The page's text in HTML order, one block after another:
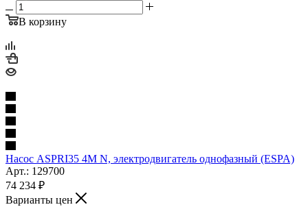
В корзину
Насос ASPRI35 4M N, электродвигатель однофазный (ESPA)
Арт.: 129700
74 234 ₽
Варианты цен